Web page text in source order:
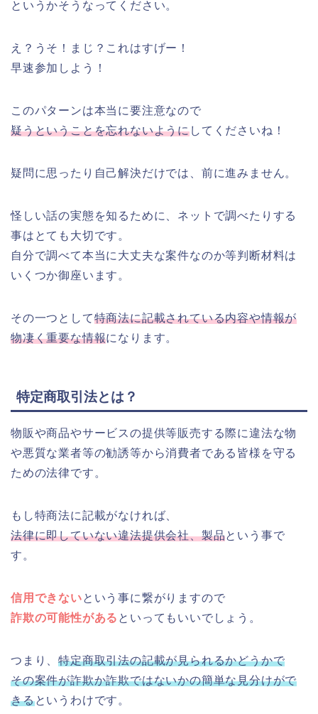
というかそうなってください。
え？うそ！まじ？これはすげー！
早速参加しよう！
このパターンは本当に要注意なので
疑うということを忘れないようにしてくださいね！
疑問に思ったり自己解決だけでは、前に進みません。
怪しい話の実態を知るために、ネットで調べたりする
事はとても大切です。
自分で調べて本当に大丈夫な案件なのか等判断材料は
いくつか御座います。
その一つとして特商法に記載されている内容や情報が
物凄く重要な情報になります。
特定商取引法とは？
物販や商品やサービスの提供等販売する際に違法な物
や悪質な業者等の勧誘等から消費者である皆様を守る
ための法律です。
もし特商法に記載がなければ、
法律に即していない違法提供会社、製品という事で
す。
信用できないという事に繋がりますので
詐欺の可能性がある といってもいいでしょう。
つまり、特定商取引法の記載が見られるかどうかで
その案件が詐欺か詐欺ではないかの簡単な見分けがで
きるというわけです。